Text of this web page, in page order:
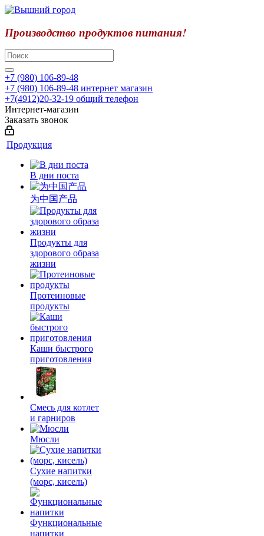
Производство продуктов питания!
+7 (980) 106-89-48
+7 (980) 106-89-48 интернет магазин
+7(4912)20-32-19 общий телефон
Интернет-магазин
Заказать звонок
Продукция
В дни поста
为中国产品
Продукты для
здорового образа
жизни
Протеиновые
продукты
Каши быстрого
приготовления
Смесь для котлет
и гарниров
Мюсли
Сухие напитки
(морс, кисель)
Функциональные
напитки